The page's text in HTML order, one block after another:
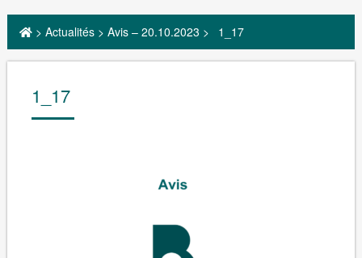
> Actualités> Avis – 20.10.2023 > 1_17
1_17